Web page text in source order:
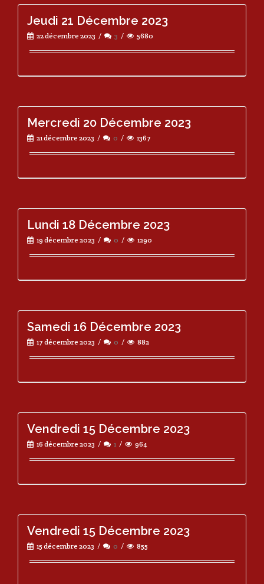
Jeudi 21 Décembre 2023
22 décembre 2023 3 5680
Mercredi 20 Décembre 2023
21 décembre 2023 0 1367
Lundi 18 Décembre 2023
19 décembre 2023 0 1290
Samedi 16 Décembre 2023
17 décembre 2023 0 882
Vendredi 15 Décembre 2023
16 décembre 2023 1 964
Vendredi 15 Décembre 2023
15 décembre 2023 0 855